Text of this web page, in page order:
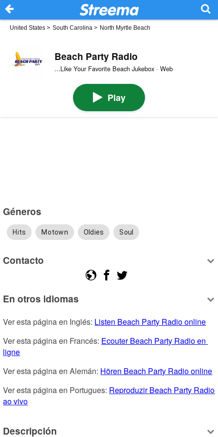
United States > South Carolina > North Myrtle Beach
Beach Party Radio
...Like Your Favorite Beach Jukebox · Web
Play
Géneros
Hits Motown Oldies Soul
Contacto
En otros idiomas
Ver esta página en Inglés: Listen Beach Party Radio online
Ver esta página en Francés: Ecouter Beach Party Radio en
ligne
Ver esta página en Alemán: Hören Beach Party Radio online
Ver esta página en Portugues: Reproduzir Beach Party Radio
ao vivo
Descripción